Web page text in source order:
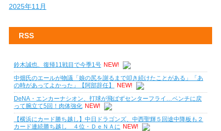
2025年11月
RSS
鈴木誠也、復帰11戦目で今季1号 NEW!
中畑氏のエールが物議「娘の尻を謝るまで叩き続けたことがある」「あ
の時があってよかった」【阿部辞任】
NEW!
DeNA・エンカーナシオン、打球が飛ばずセンターフライ…ベンチに戻
って腕立て5回！肉体強化 NEW!
【横浜にカード勝ち越し】中日ドラゴンズ、中西聖輝５回途中降板も２
カード連続勝ち越し ４位・ＤｅＮＡに NEW!